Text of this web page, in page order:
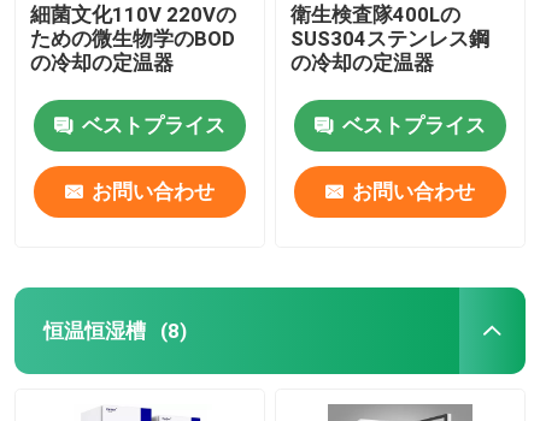
細菌文化110V 220Vの
ための微生物学のBOD
の冷却の定温器
ベストプライス
お問い合わせ
衛生検査隊400Lの
SUS304ステンレス鋼
の冷却の定温器
ベストプライス
お問い合わせ
恒温恒湿槽 (8)